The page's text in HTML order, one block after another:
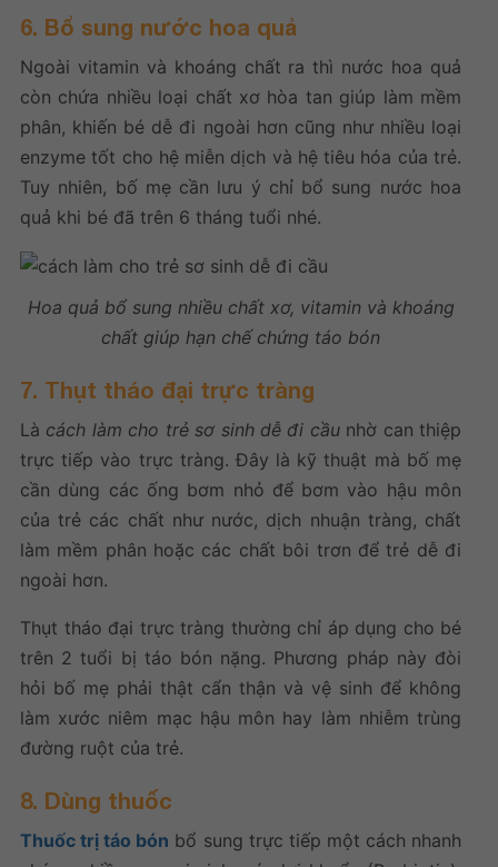
6. Bổ sung nước hoa quả
Ngoài vitamin và khoáng chất ra thì nước hoa quả
còn chứa nhiều loại chất xơ hòa tan giúp làm mềm
phân, khiến bé dễ đi ngoài hơn cũng như nhiều loại
enzyme tốt cho hệ miễn dịch và hệ tiêu hóa của trẻ.
Tuy nhiên, bố mẹ cần lưu ý chỉ bổ sung nước hoa
quả khi bé đã trên 6 tháng tuổi nhé.
Hoa quả bổ sung nhiều chất xơ, vitamin và khoáng
chất giúp hạn chế chứng táo bón
7. Thụt tháo đại trực tràng
Là cách làm cho trẻ sơ sinh dễ đi cầunhờ can thiệp
trực tiếp vào trực tràng. Đây là kỹ thuật mà bố mẹ
cần dùng các ống bơm nhỏ để bơm vào hậu môn
của trẻ các chất như nước, dịch nhuận tràng, chất
làm mềm phân hoặc các chất bôi trơn để trẻ dễ đi
ngoài hơn.
Thụt tháo đại trực tràng thường chỉ áp dụng cho bé
trên 2 tuổi bị táo bón nặng. Phương pháp này đòi
hỏi bố mẹ phải thật cẩn thận và vệ sinh để không
làm xước niêm mạc hậu môn hay làm nhiễm trùng
đường ruột của trẻ.
8. Dùng thuốc
Thuốc trị táo bón bổ sung trực tiếp một cách nhanh